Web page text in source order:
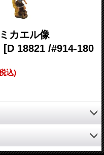
カエル像
[D 18821 /#914-180
込)
材ペーストを使用した
）」。限定品。
のため製品の顔の表情や色